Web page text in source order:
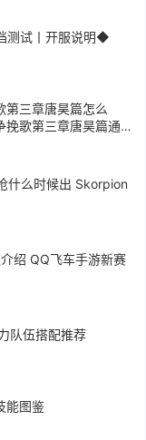
删档测试丨开服说明◆
第三章唐昊篇怎么
挽歌第三章唐昊篇通
什么时候出 Skorpion
绍 QQ飞车手游新赛
队伍搭配推荐
能图鉴